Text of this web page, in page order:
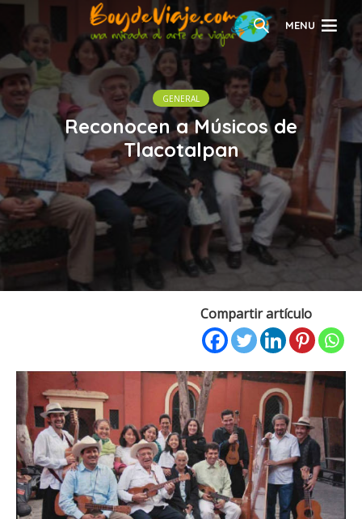
MENU
GENERAL
Reconocen a Músicos de
Tlacotalpan
Compartir artículo